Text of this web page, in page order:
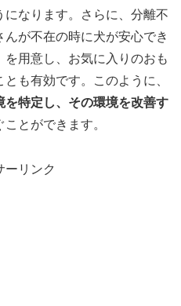
なります。さらに、分離不
が不在の時に犬が安心でき
用意し、お気に入りのおも
も有効です。このように、
特定し、その環境を改善す
とができます。
ーリンク